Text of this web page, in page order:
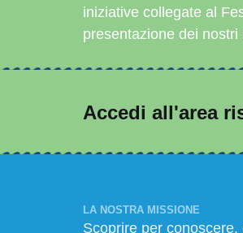
iniziative collegate al
presentazione dei nostri
Accedi all'area
LA NOSTRA MISSIONE
Scoprire per